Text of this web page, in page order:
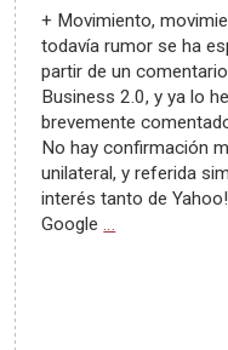
+ Movimiento,
todavía rumor se ha
partir de un
Business 2.0, y ya lo
brevemente
No hay confirmación
unilateral, y referida
interés tanto de
Google…